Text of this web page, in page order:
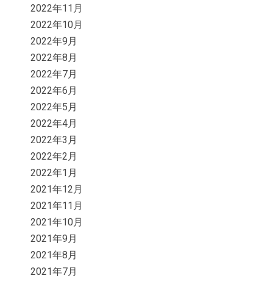
2022年11月
2022年10月
2022年9月
2022年8月
2022年7月
2022年6月
2022年5月
2022年4月
2022年3月
2022年2月
2022年1月
2021年12月
2021年11月
2021年10月
2021年9月
2021年8月
2021年7月